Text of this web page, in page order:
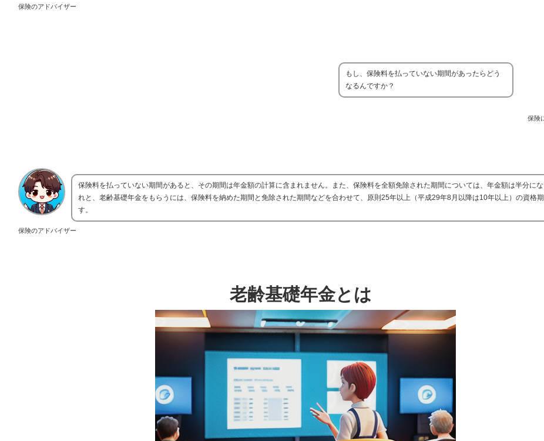
保険のアドバイザー
保険
もし、保険料を払っていない期間があったらどう
なるんですか？
保険のアドバイザー
保険料を払っていない期間があると、その期間は年金額の計算に含まれません。また、保険料を全額免除された期間については、年金額は半分に
れと、老齢基礎年金をもらうには、保険料を納めた期間と免除された期間などを合わせて、原則25年以上（平成29年8月以降は10年以上）の資格
す。
老齢基礎年金とは